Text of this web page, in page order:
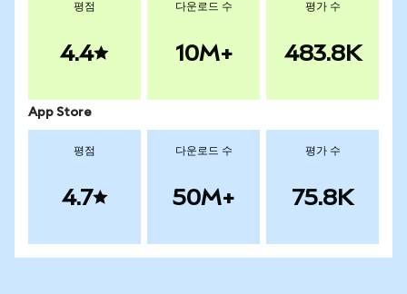
평점
4.4
다운로드 수
10M+
평가 수
483.8K
App Store
평점
4.7
다운로드 수
50M+
평가 수
75.8K